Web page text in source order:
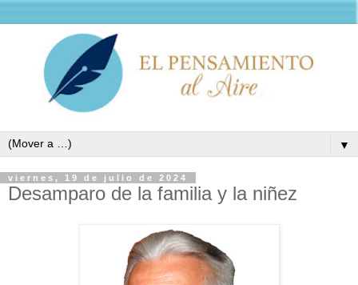
▼
viernes, 19 de julio de 2024
Desamparo de la familia y la niñez